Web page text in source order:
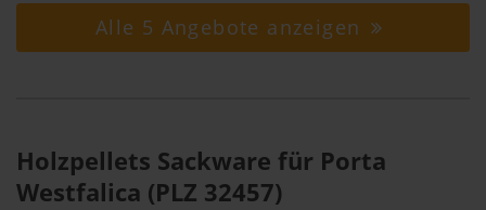
Alle 5 Angebote anzeigen
Holzpellets Sackware für Porta
Westfalica (PLZ 32457)